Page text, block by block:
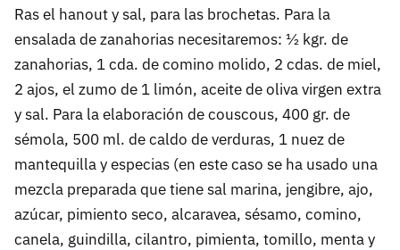
Ras el hanout y sal, para las brochetas. Para la
ensalada de zanahorias necesitaremos: ½ kgr. de
zanahorias, 1 cda. de comino molido, 2 cdas. de miel,
2 ajos, el zumo de 1 limón, aceite de oliva virgen extra
y sal. Para la elaboración de couscous, 400 gr. de
sémola, 500 ml. de caldo de verduras, 1 nuez de
mantequilla y especias (en este caso se ha usado una
mezcla preparada que tiene sal marina, jengibre, ajo,
azúcar, pimiento seco, alcaravea, sésamo, comino,
canela, guindilla, cilantro, pimienta, tomillo, menta y